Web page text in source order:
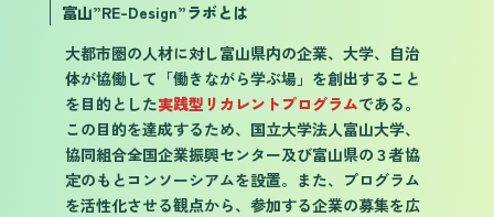
富山”RE-Design”ラボとは
大都市圏の人材に対し富山県内の企業、大学、自治
体が協働して「働きながら学ぶ場」を創出すること
を目的とした実践型リカレントプログラムである。
この目的を達成するため、国立大学法人富山大学、
協同組合全国企業振興センター及び富山県の３者協
定のもとコンソーシアムを設置。また、プログラム
を活性化させる観点から、参加する企業の募集を広